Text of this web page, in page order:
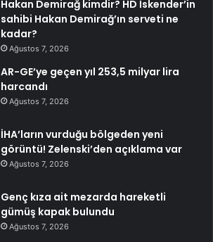
Hakan Demirağ kimdir? HD İskender’in
sahibi Hakan Demirağ’ın serveti ne
kadar?
Ağustos 7, 2026
AR-GE’ye geçen yıl 253,5 milyar lira
harcandı
Ağustos 7, 2026
İHA’ların vurduğu bölgeden yeni
görüntü! Zelenski’den açıklama var
Ağustos 7, 2026
Genç kıza ait mezarda hareketli
gümüş kapak bulundu
Ağustos 7, 2026